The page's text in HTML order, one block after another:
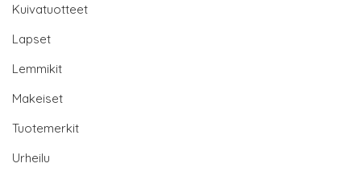
Kuivatuotteet
Lapset
Lemmikit
Makeiset
Tuotemerkit
Urheilu